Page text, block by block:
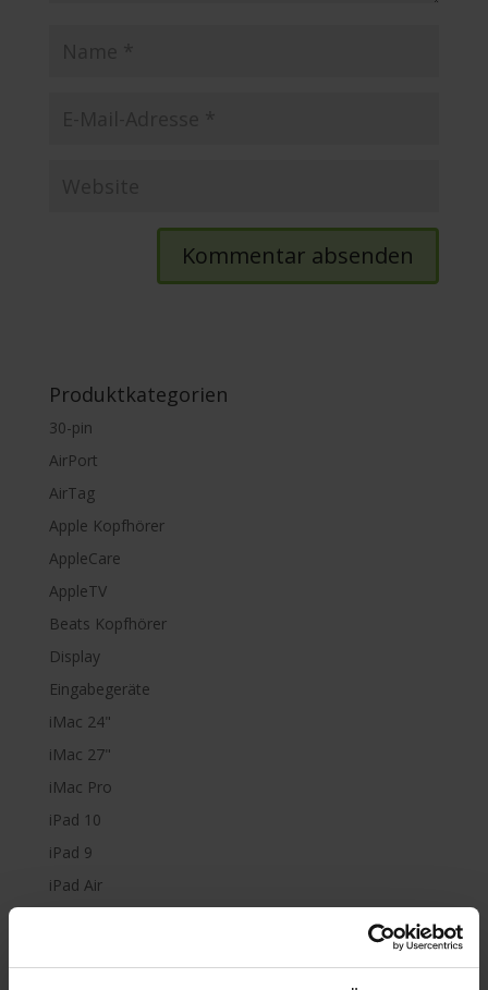
Produktkategorien
30-pin
AirPort
AirTag
Apple Kopfhörer
AppleCare
AppleTV
Beats Kopfhörer
Display
Eingabegeräte
iMac 24"
iMac 27"
iMac Pro
iPad 10
iPad 9
iPad Air